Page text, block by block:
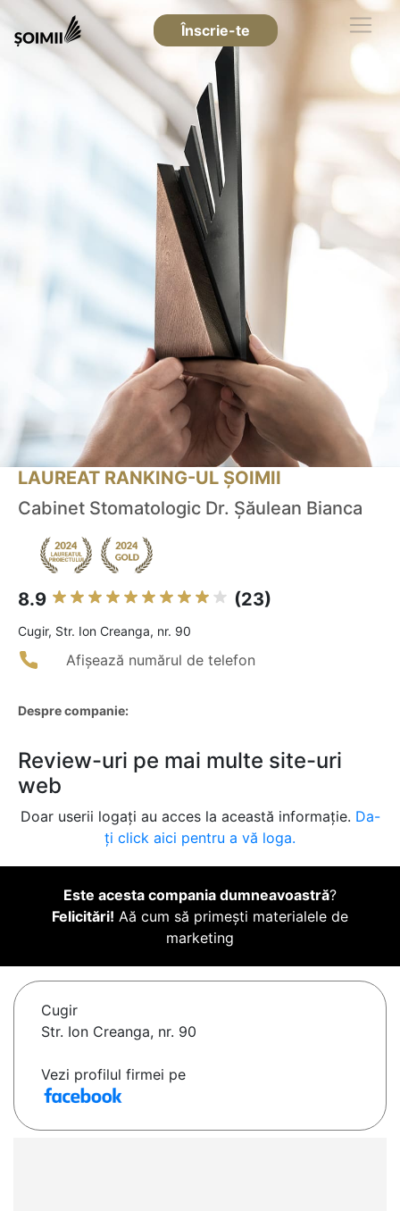
Înscrie-te
LAUREAT RANKING-UL ȘOIMII
Cabinet Stomatologic Dr. Șăulean Bianca
8.9 (23)
Cugir, Str. Ion Creanga, nr. 90
Afișează numărul de telefon
Despre companie:
Review-uri pe mai multe site-uri
web
Doar userii logați au acces la această informație. Da-
ți click aici pentru a vă loga.
Este acesta compania dumneavoastră?
Felicitări! Aă cum să primești materialele de
marketing
Cugir
Str. Ion Creanga, nr. 90
Vezi profilul firmei pe